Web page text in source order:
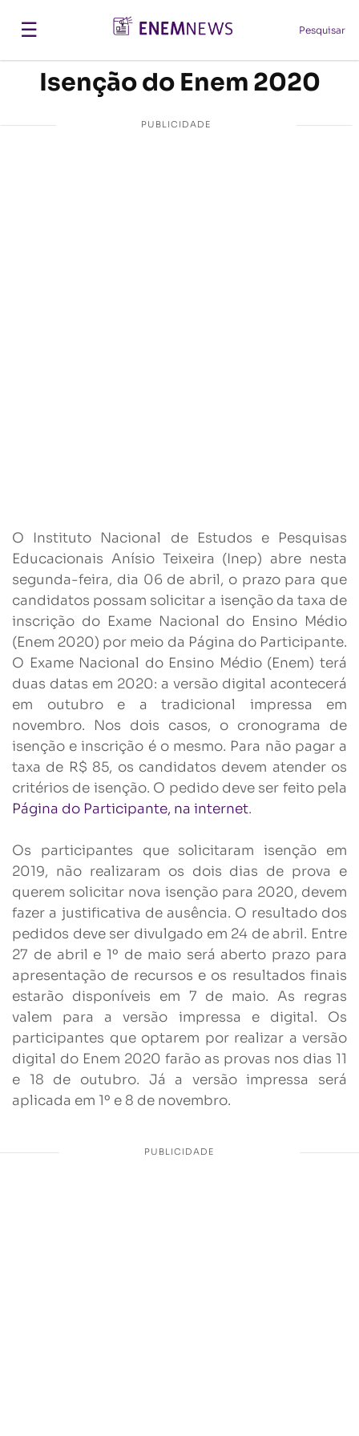
☰ Pesquisar
Isenção do Enem 2020
O Instituto Nacional de Estudos e Pesquisas
Educacionais Anísio Teixeira (Inep) abre nesta
segunda-feira, dia 06 de abril, o prazo para que
candidatos possam solicitar a isenção da taxa de
inscrição do Exame Nacional do Ensino Médio
(Enem 2020) por meio da Página do Participante.
O Exame Nacional do Ensino Médio (Enem) terá
duas datas em 2020: a versão digital acontecerá
em outubro e a tradicional impressa em
novembro. Nos dois casos, o cronograma de
isenção e inscrição é o mesmo. Para não pagar a
taxa de R$ 85, os candidatos devem atender os
critérios de isenção. O pedido deve ser feito pela
Página do Participante, na internet.
Os participantes que solicitaram isenção em
2019, não realizaram os dois dias de prova e
querem solicitar nova isenção para 2020, devem
fazer a justificativa de ausência. O resultado dos
pedidos deve ser divulgado em 24 de abril. Entre
27 de abril e 1º de maio será aberto prazo para
apresentação de recursos e os resultados finais
estarão disponíveis em 7 de maio. As regras
valem para a versão impressa e digital. Os
participantes que optarem por realizar a versão
digital do Enem 2020 farão as provas nos dias 11
e 18 de outubro. Já a versão impressa será
aplicada em 1º e 8 de novembro.